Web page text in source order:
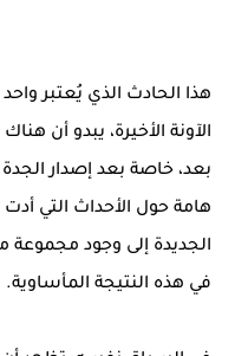
هذا الحادث الذي يُعتبر
الآونة الأخيرة، يبدو أن
بعد، خاصة بعد إصدار
هامة حول الأحداث التي
الجديدة إلى وجود مجموعة
في هذه النتيجة المأساوية.